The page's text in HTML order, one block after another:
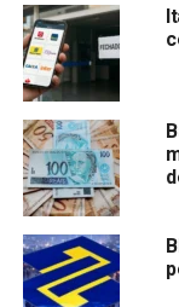
NÃO PERCA:
Ibovespa:
baixas desta